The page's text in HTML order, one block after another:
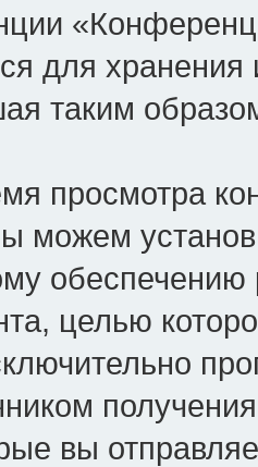
для
таким
просмотра
можем
обеспечению
целью
вы